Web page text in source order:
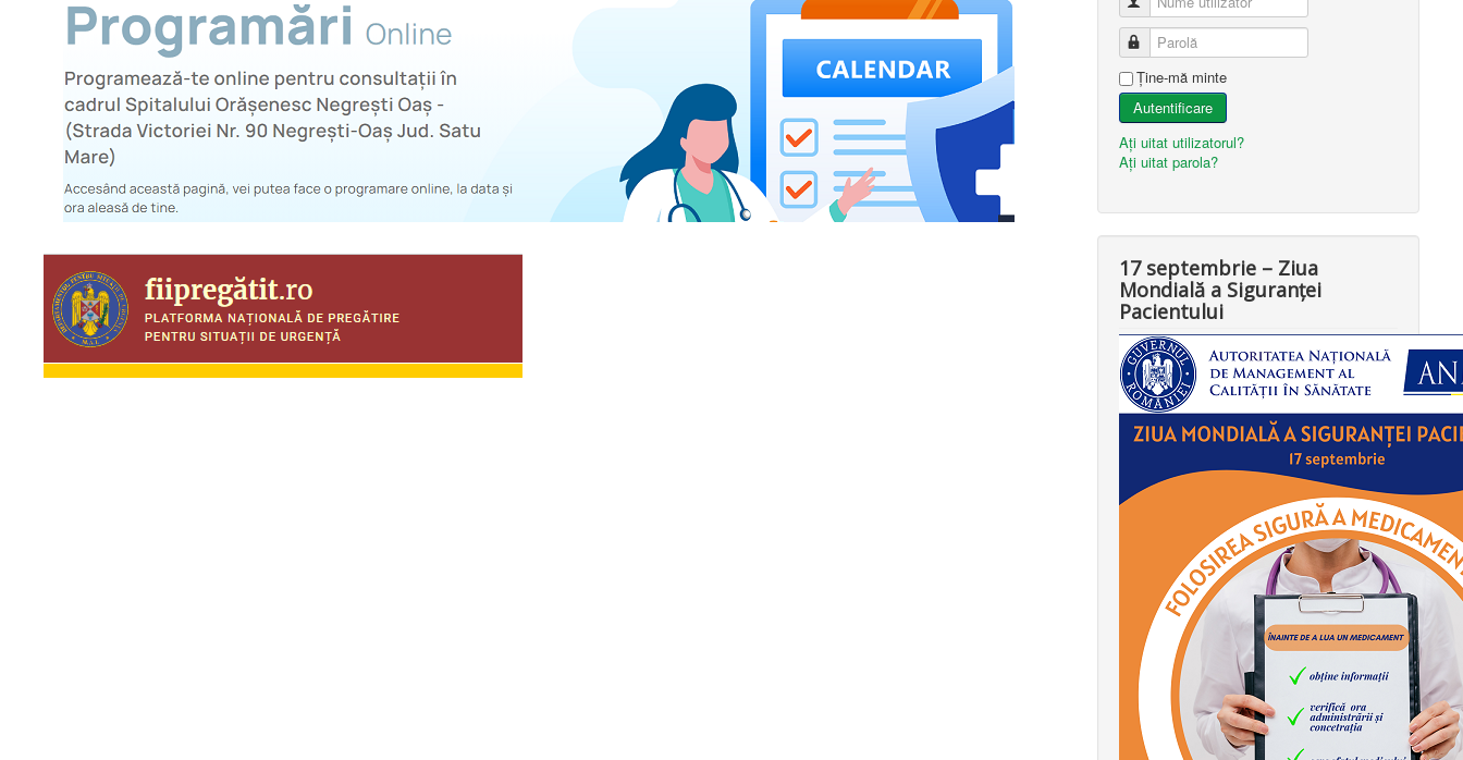
Parolă
Ţine-mă minte
Autentificare
Aţi uitat utilizatorul?
Aţi uitat parola?
17 septembrie – Ziua
Mondială a Siguranței
Pacientului